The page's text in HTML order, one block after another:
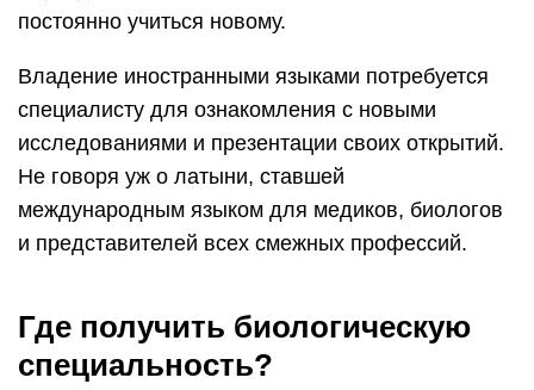
постоянно учиться новому.
Владение иностранными языками потребуется
специалисту для ознакомления с новыми
исследованиями и презентации своих открытий.
Не говоря уж о латыни, ставшей
международным языком для медиков, биологов
и представителей всех смежных профессий.
Где получить биологическую
специальность?